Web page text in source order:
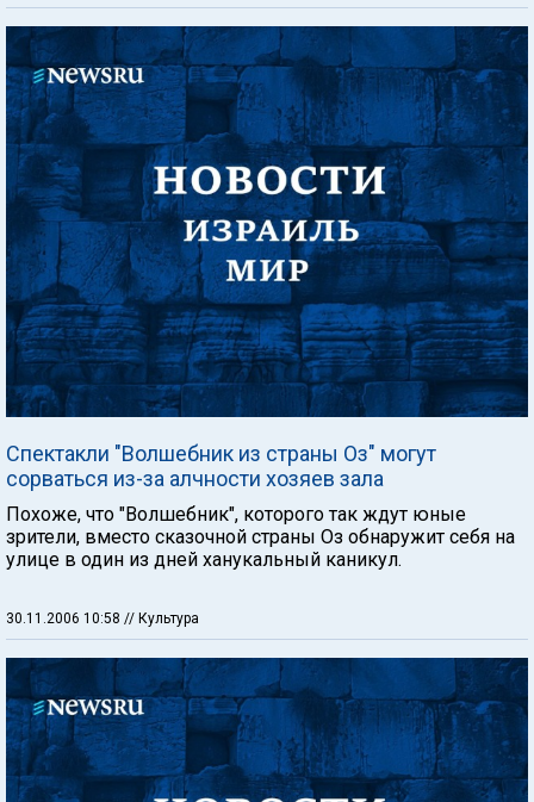
Спектакли "Волшебник из страны Оз" могут
сорваться из-за алчности хозяев зала
Похоже, что "Волшебник", которого так ждут юные
зрители, вместо сказочной страны Оз обнаружит себя на
улице в один из дней ханукальный каникул.
30.11.2006 10:58 // Культура